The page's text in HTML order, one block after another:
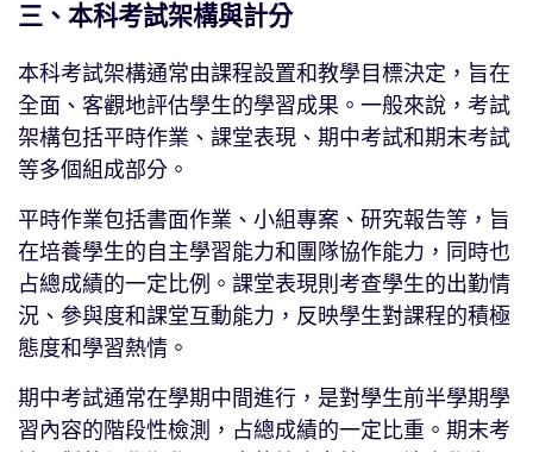
三、本科考試架構與計分
本科考試架構通常由課程設置和教學目標決定，旨在
全面、客觀地評估學生的學習成果。一般來說，考試
架構包括平時作業、課堂表現、期中考試和期末考試
等多個組成部分。
平時作業包括書面作業、小組專案、研究報告等，旨
在培養學生的自主學習能力和團隊協作能力，同時也
占總成績的一定比例。課堂表現則考查學生的出勤情
況、參與度和課堂互動能力，反映學生對課程的積極
態度和學習熱情。
期中考試通常在學期中間進行，是對學生前半學期學
習內容的階段性檢測，占總成績的一定比重。期末考